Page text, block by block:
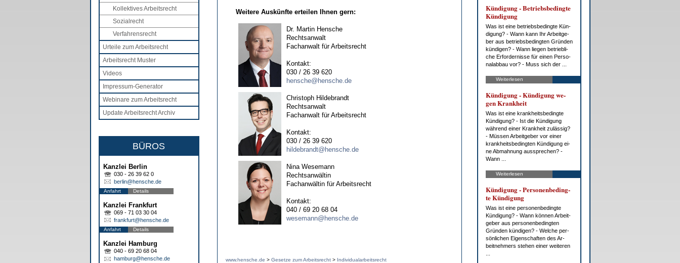
Kollektives Arbeitsrecht
Sozialrecht
Verfahrensrecht
Urteile zum Arbeitsrecht
Arbeitsrecht Muster
Videos
Impressum-Generator
Webinare zum Arbeitsrecht
Update Arbeitsrecht Archiv
BÜROS
Kanzlei Berlin
030 - 26 39 62 0
berlin@hensche.de
Anfahrt Details
Kanzlei Frankfurt
069 - 71 03 30 04
frankfurt@hensche.de
Anfahrt Details
Kanzlei Hamburg
040 - 69 20 68 04
hamburg@hensche.de
Weitere Auskünfte erteilen Ihnen gern:
Dr. Martin Hensche
Rechtsanwalt
Fachanwalt für Arbeitsrecht
Kontakt:
030 / 26 39 620
hensche@hensche.de
Christoph Hildebrandt
Rechtsanwalt
Fachanwalt für Arbeitsrecht
Kontakt:
030 / 26 39 620
hildebrandt@hensche.de
Nina Wesemann
Rechtsanwältin
Fachanwältin für Arbeitsrecht
Kontakt:
040 / 69 20 68 04
wesemann@hensche.de
www.hensche.de > Gesetze zum Arbeitsrecht > Individualarbeitsrecht
Kün­di­gung - Be­triebs­be­ding­te
Kün­di­gung
Was ist ei­ne be­triebs­be­ding­te Kün­
di­gung? - Wann kann Ihr Ar­beit­ge­
ber aus be­triebs­be­ding­ten Grün­den
kün­di­gen? - Wann lie­gen be­trieb­li­
che Er­for­der­nis­se für ei­nen Per­so­
nal­ab­bau vor? - Muss sich der ...
Weiterlesen
Kün­di­gung - Kün­di­gung we­
gen Krank­heit
Was ist ei­ne krank­heits­be­ding­te
Kün­di­gung? - Ist die Kün­di­gung
wäh­rend ei­ner Krank­heit zu­läs­sig?
- Müs­sen Ar­beit­ge­ber vor ei­ner
krank­heits­be­ding­ten Kün­di­gung ei­
ne Ab­mah­nung aus­spre­chen? -
Wann ...
Weiterlesen
Kün­di­gung - Per­so­nen­be­ding­
te Kün­di­gung
Was ist ei­ne per­so­nen­be­ding­te
Kün­di­gung? - Wann kön­nen Ar­beit­
ge­ber aus per­so­nen­be­ding­ten
Grün­den kün­di­gen? - Wel­che per­
sön­li­chen Ei­gen­schaf­ten des Ar­
beit­neh­mers ste­hen ei­ner wei­te­ren